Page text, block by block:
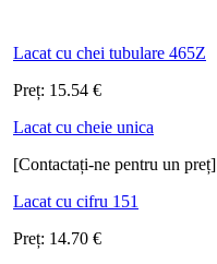
Lacat cu chei tubulare 465Z
Preț: 15.54 €
Lacat cu cheie unica
[Contactați-ne pentru un preț]
Lacat cu cifru 151
Preț: 14.70 €